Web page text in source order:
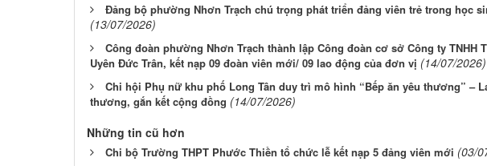
Đảng bộ phường Nhơn Trạch chú trọng phát triển đảng viên trẻ trong học
(13/07/2026)
Công đoàn phường Nhơn Trạch thành lập Công đoàn cơ sở Công ty TNHH
Uyên Đức Trân, kết nạp 09 đoàn viên mới/ 09 lao động của đơn vị (14/07/2026)
Chi hội Phụ nữ khu phố Long Tân duy trì mô hình “Bếp ăn yêu thương” –
thương, gắn kết cộng đồng (14/07/2026)
Những tin cũ hơn
Chi bộ Trường THPT Phước Thiền tổ chức lễ kết nạp 5 đảng viên mới (03/